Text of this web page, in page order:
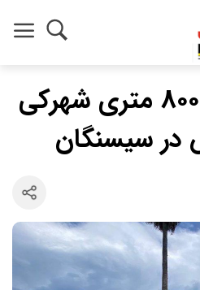
خريد ويلا باغ ٨٠٠ متري شهركي
در سيسنگان